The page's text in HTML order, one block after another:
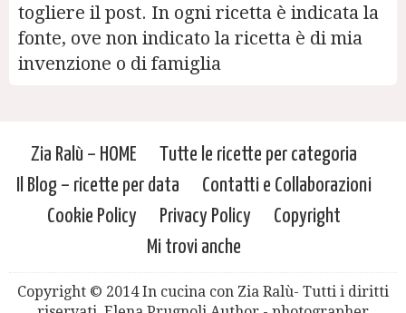
togliere il post. In ogni ricetta è indicata la
fonte, ove non indicato la ricetta è di mia
invenzione o di famiglia
Zia Ralù – HOME
Tutte le ricette per categoria
Il Blog – ricette per data
Contatti e Collaborazioni
Cookie Policy
Privacy Policy
Copyright
Mi trovi anche
Copyright © 2014 In cucina con Zia Ralù- Tutti i diritti